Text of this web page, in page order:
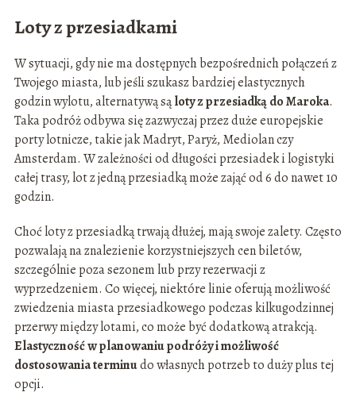
Loty z przesiadkami
W sytuacji, gdy nie ma dostępnych bezpośrednich połączeń z
Twojego miasta, lub jeśli szukasz bardziej elastycznych
godzin wylotu, alternatywą sąloty z przesiadką do Maroka.
Taka podróż odbywa się zazwyczaj przez duże europejskie
porty lotnicze, takie jak Madryt, Paryż, Mediolan czy
Amsterdam. W zależności od długości przesiadek i logistyki
całej trasy, lot z jedną przesiadką może zająć od 6 do nawet 10
godzin.
Choć loty z przesiadką trwają dłużej, mają swoje zalety. Często
pozwalają na znalezienie korzystniejszych cen biletów,
szczególnie poza sezonem lub przy rezerwacji z
wyprzedzeniem. Co więcej, niektóre linie oferują możliwość
zwiedzenia miasta przesiadkowego podczas kilkugodzinnej
przerwy między lotami, co może być dodatkową atrakcją.
Elastyczność w planowaniu podróży i możliwość
dostosowania terminudo własnych potrzeb to duży plus tej
opcji.